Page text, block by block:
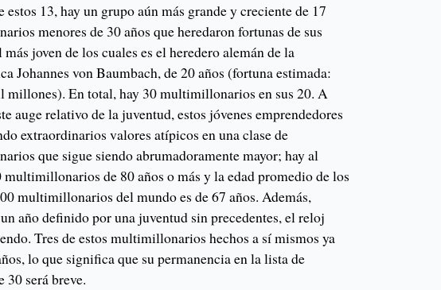
estos 13, hay un grupo aún más grande y creciente de 17
menores de 30 años que heredaron fortunas de sus
joven de los cuales es el heredero alemán de la
Johannes von Baumbach, de 20 años (fortuna estimada:
millones). En total, hay 30 multimillonarios en sus 20. A
auge relativo de la juventud, estos jóvenes emprendedores
extraordinarios valores atípicos en una clase de
que sigue siendo abrumadoramente mayor; hay al
multimillonarios de 80 años o más y la edad promedio de los
multimillonarios del mundo es de 67 años. Además,
año definido por una juventud sin precedentes, el reloj
Tres de estos multimillonarios hechos a sí mismos ya
lo que significa que su permanencia en la lista de
30 será breve.